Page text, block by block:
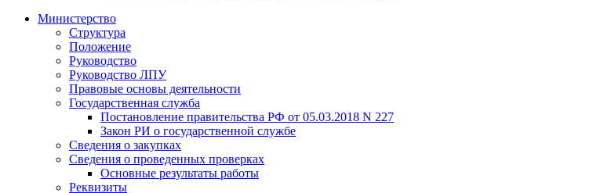
Министерство
Структура
Положение
Руководство
Руководство ЛПУ
Правовые основы деятельности
Государственная служба
Постановление правительства РФ от 05.03.2018 N 227
Закон РИ о государственной службе
Сведения о закупках
Сведения о проведенных проверках
Основные результаты работы
Реквизиты